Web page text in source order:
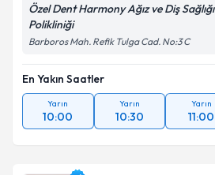
Özel Dent Harmony Ağız ve Diş Sağlığı
Polikliniği
Barboros Mah. Refik Tulga Cad. No:3 C
En Yakın Saatler
Yarın
10:00
Yarın
10:30
Yarın
11:00